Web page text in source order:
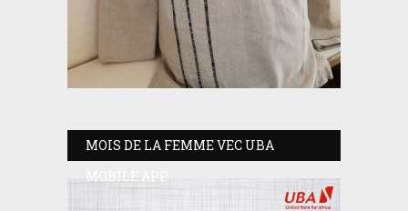
MOIS DE LA FEMME VEC UBA
MOBILE APP